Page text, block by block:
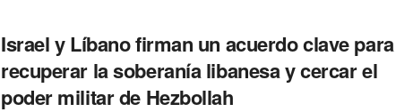
Israel y Líbano firman un acuerdo clave para
recuperar la soberanía libanesa y cercar el
poder militar de Hezbollah